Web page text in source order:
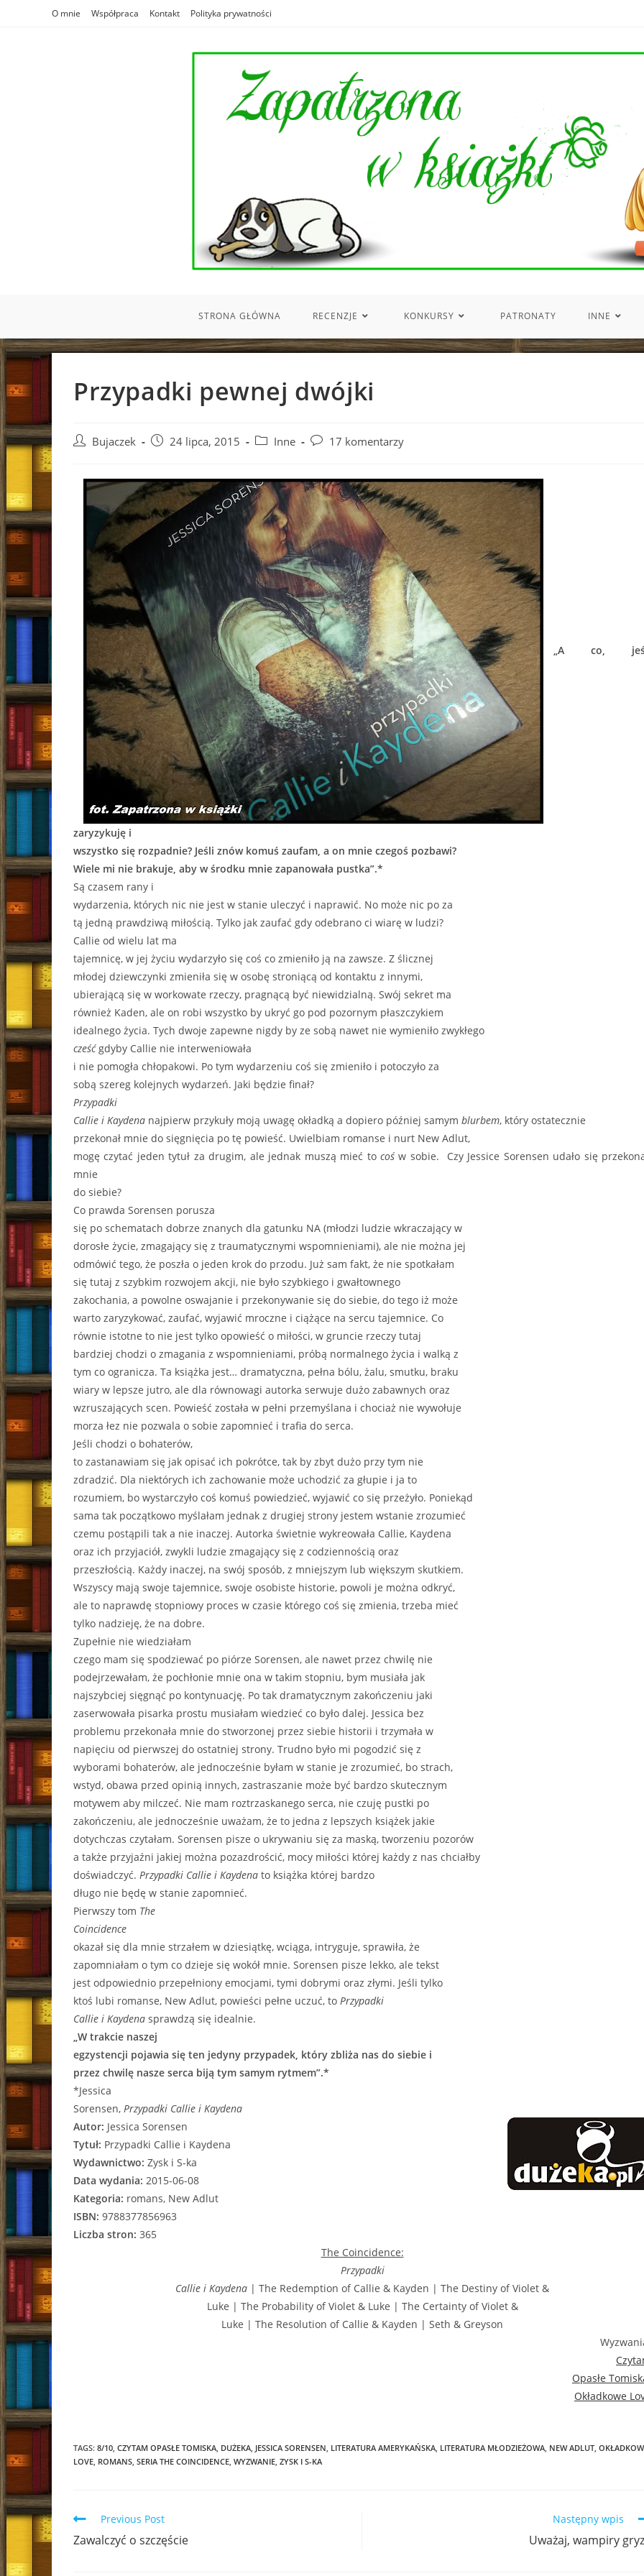
O mnie Współpraca Kontakt Polityka prywatności
STRONA GŁÓWNA RECENZJE KONKURSY PATRONATY INNE
Przypadki pewnej dwójki
Post Bujaczek
Post 24 lipca, 2015
Post Inne
Post 17 komentarzy
„A co,
zaryzykuję i
wszystko się rozpadnie? Jeśli znów komuś zaufam, a on mnie czegoś pozbawi?
Wiele mi nie brakuje, aby w środku mnie zapanowała pustka”.*
Są czasem rany i
wydarzenia, których nic nie jest w stanie uleczyć i naprawić. No może nic po za
tą jedną prawdziwą miłością. Tylko jak zaufać gdy odebrano ci wiarę w ludzi?
Callie od wielu lat ma
tajemnicę, w jej życiu wydarzyło się coś co zmieniło ją na zawsze. Z ślicznej
młodej dziewczynki zmieniła się w osobę stroniącą od kontaktu z innymi,
ubierającą się w workowate rzeczy, pragnącą być niewidzialną. Swój sekret ma
również Kaden, ale on robi wszystko by ukryć go pod pozornym płaszczykiem
idealnego życia. Tych dwoje zapewne nigdy by ze sobą nawet nie wymieniło zwykłego
cześćgdyby Callie nie interweniowała
i nie pomogła chłopakowi. Po tym wydarzeniu coś się zmieniło i potoczyło za
sobą szereg kolejnych wydarzeń. Jaki będzie finał?
Przypadki
Callie i Kaydena najpierw przykuły moją uwagę okładką a dopiero później samym blurbem, który ostatecznie
przekonał mnie do sięgnięcia po tę powieść. Uwielbiam romanse i nurt New Adlut,
mogę czytać jeden tytuł za drugim, ale jednak muszą mieć to cośw sobie. Czy Jessice Sorensen udało się
mnie
do siebie?
Co prawda Sorensen porusza
się po schematach dobrze znanych dla gatunku NA (młodzi ludzie wkraczający w
dorosłe życie, zmagający się z traumatycznymi wspomnieniami), ale nie można jej
odmówić tego, że poszła o jeden krok do przodu. Już sam fakt, że nie spotkałam
się tutaj z szybkim rozwojem akcji, nie było szybkiego i gwałtownego
zakochania, a powolne oswajanie i przekonywanie się do siebie, do tego iż może
warto zaryzykować, zaufać, wyjawić mroczne i ciążące na sercu tajemnice. Co
równie istotne to nie jest tylko opowieść o miłości, w gruncie rzeczy tutaj
bardziej chodzi o zmagania z wspomnieniami, próbą normalnego życia i walką z
tym co ogranicza. Ta książka jest… dramatyczna, pełna bólu, żalu, smutku, braku
wiary w lepsze jutro, ale dla równowagi autorka serwuje dużo zabawnych oraz
wzruszających scen. Powieść została w pełni przemyślana i chociaż nie wywołuje
morza łez nie pozwala o sobie zapomnieć i trafia do serca.
Jeśli chodzi o bohaterów,
to zastanawiam się jak opisać ich pokrótce, tak by zbyt dużo przy tym nie
zdradzić. Dla niektórych ich zachowanie może uchodzić za głupie i ja to
rozumiem, bo wystarczyło coś komuś powiedzieć, wyjawić co się przeżyło. Poniekąd
sama tak początkowo myślałam jednak z drugiej strony jestem wstanie zrozumieć
czemu postąpili tak a nie inaczej. Autorka świetnie wykreowała Callie, Kaydena
oraz ich przyjaciół, zwykli ludzie zmagający się z codziennością oraz
przeszłością. Każdy inaczej, na swój sposób, z mniejszym lub większym skutkiem.
Wszyscy mają swoje tajemnice, swoje osobiste historie, powoli je można odkryć,
ale to naprawdę stopniowy proces w czasie którego coś się zmienia, trzeba mieć
tylko nadzieję, że na dobre.
Zupełnie nie wiedziałam
czego mam się spodziewać po piórze Sorensen, ale nawet przez chwilę nie
podejrzewałam, że pochłonie mnie ona w takim stopniu, bym musiała jak
najszybciej sięgnąć po kontynuację. Po tak dramatycznym zakończeniu jaki
zaserwowała pisarka prostu musiałam wiedzieć co było dalej. Jessica bez
problemu przekonała mnie do stworzonej przez siebie historii i trzymała w
napięciu od pierwszej do ostatniej strony. Trudno było mi pogodzić się z
wyborami bohaterów, ale jednocześnie byłam w stanie je zrozumieć, bo strach,
wstyd, obawa przed opinią innych, zastraszanie może być bardzo skutecznym
motywem aby milczeć. Nie mam roztrzaskanego serca, nie czuję pustki po
zakończeniu, ale jednocześnie uważam, że to jedna z lepszych książek jakie
dotychczas czytałam. Sorensen pisze o ukrywaniu się za maską, tworzeniu pozorów
a także przyjaźni jakiej można pozazdrościć, mocy miłości której każdy z nas chciałby
doświadczyć. Przypadki Callie i Kaydena to książka której bardzo
długo nie będę w stanie zapomnieć.
Pierwszy tom The
Coincidence
okazał się dla mnie strzałem w dziesiątkę, wciąga, intryguje, sprawiła, że
zapomniałam o tym co dzieje się wokół mnie. Sorensen pisze lekko, ale tekst
jest odpowiednio przepełniony emocjami, tymi dobrymi oraz złymi. Jeśli tylko
ktoś lubi romanse, New Adlut, powieści pełne uczuć, to Przypadki
Callie i Kaydena sprawdzą się idealnie.
„W trakcie naszej
egzystencji pojawia się ten jedyny przypadek, który zbliża nas do siebie i
przez chwilę nasze serca biją tym samym rytmem”.*
*Jessica
Sorensen, Przypadki Callie i Kaydena
Autor: Jessica Sorensen
Tytuł: Przypadki Callie i Kaydena
Wydawnictwo: Zysk i S-ka
Data wydania: 2015-06-08
Kategoria: romans, New Adlut
ISBN: 9788377856963
Liczba stron: 365
The Coincidence:
Przypadki
Callie i Kaydena | The Redemption of Callie & Kayden | The Destiny of Violet &
Luke | The Probability of Violet & Luke | The Certainty of Violet &
Luke | The Resolution of Callie & Kayden | Seth & Greyson
Opasłe
Okładkowe
TAGS: 8/10, CZYTAM OPASŁE TOMISKA, DUŻEKA, JESSICA SORENSEN, LITERATURA AMERYKAŃSKA, LITERATURA MŁODZIEŻOWA, NEW ADLUT,
LOVE, ROMANS, SERIA THE COINCIDENCE, WYZWANIE, ZYSK I S-KA
Read
articles
Previous Post
Zawalczyć o szczęście
Następny wpis
Uważaj, wampiry